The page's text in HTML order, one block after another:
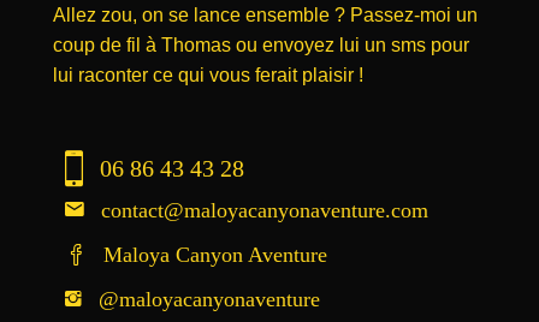
Allez zou, on se lance ensemble ? Passez-moi un
coup de fil à Thomas ou envoyez lui un sms pour
lui raconter ce qui vous ferait plaisir !
06 86 43 43 28
contact@maloyacanyonaventure.com
Maloya Canyon Aventure
@maloyacanyonaventure